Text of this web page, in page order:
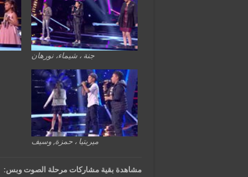
جنة ، شيماء، نورهان
ميريتيا ، حمزة, وسيف
مشاهدة بقية مشاركات مرحلة الصوت وبس: